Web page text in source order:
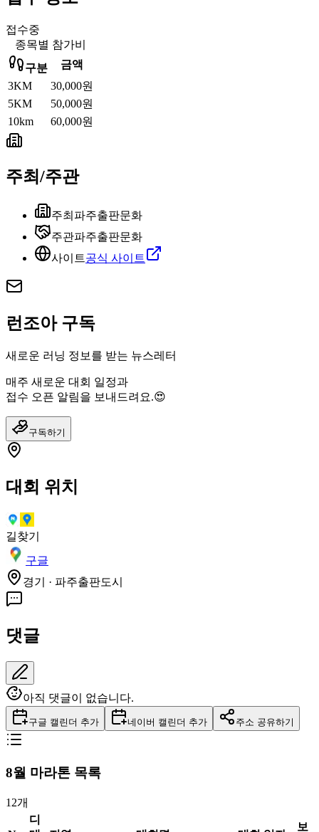
접수중
종목별 참가비
구분
금액
3KM
30,000원
5KM
50,000원
10km
60,000원
주최/주관
주최 파주출판문화
주관파주출판문화
사이트공식 사이트
런조아 구독
새로운 러닝 정보를 받는 뉴스레터
매주 새로운 대회 일정과
접수 오픈 알림을 보내드려요.😍
구독하기
대회 위치
길찾기
구글
경기 · 파주출판도시
댓글
아직 댓글이 없습니다.
구글 캘린더 추가 네이버 캘린더 추가 주소 공유하기
8월 마라톤 목록
12개
디
보